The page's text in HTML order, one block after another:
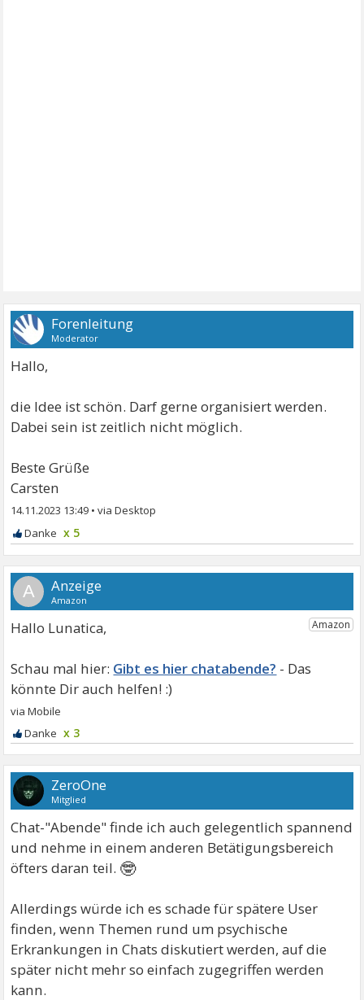
Forenleitung
Moderator
Hallo,
die Idee ist schön. Darf gerne organisiert werden.
Dabei sein ist zeitlich nicht möglich.
Beste Grüße
Carsten
14.11.2023 13:49 •
x 5
A
Hallo Lunatica,
Gibt es hier chatabende?
x 3
ZeroOne
Mitglied
Chat-"Abende" finde ich auch gelegentlich spannend
und nehme in einem anderen Betätigungsbereich
öfters daran teil. 🤓
Allerdings würde ich es schade für spätere User
finden, wenn Themen rund um psychische
Erkrankungen in Chats diskutiert werden, auf die
später nicht mehr so einfach zugegriffen werden
kann.